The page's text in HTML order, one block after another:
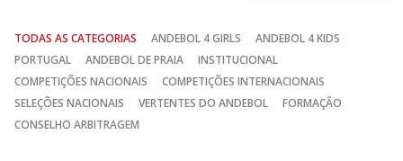
TODAS AS CATEGORIAS ANDEBOL 4 GIRLS
ANDEBOL 4 KIDS
PORTUGAL
ANDEBOL DE PRAIA
INSTITUCIONAL
COMPETIÇÕES NACIONAIS
COMPETIÇÕES INTERNACIONAIS
SELEÇÕES NACIONAIS
VERTENTES DO ANDEBOL
FORMAÇÃO
CONSELHO ARBITRAGEM